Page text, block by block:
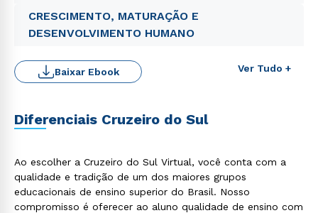
CRESCIMENTO, MATURAÇÃO E
DESENVOLVIMENTO HUMANO
Ver Tudo +
Baixar Ebook
Diferenciais Cruzeiro do Sul
Ao escolher a Cruzeiro do Sul Virtual, você conta com a
qualidade e tradição de um dos maiores grupos
educacionais de ensino superior do Brasil. Nosso
compromisso é oferecer ao aluno qualidade de ensino com